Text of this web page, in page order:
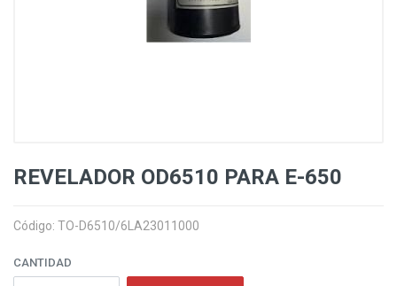
REVELADOR OD6510 PARA E-650
Código: TO-D6510/6LA23011000
CANTIDAD